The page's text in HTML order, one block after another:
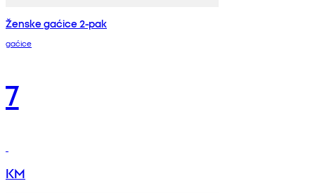
Ženske gaćice 2-pak
gaćice
7
KM